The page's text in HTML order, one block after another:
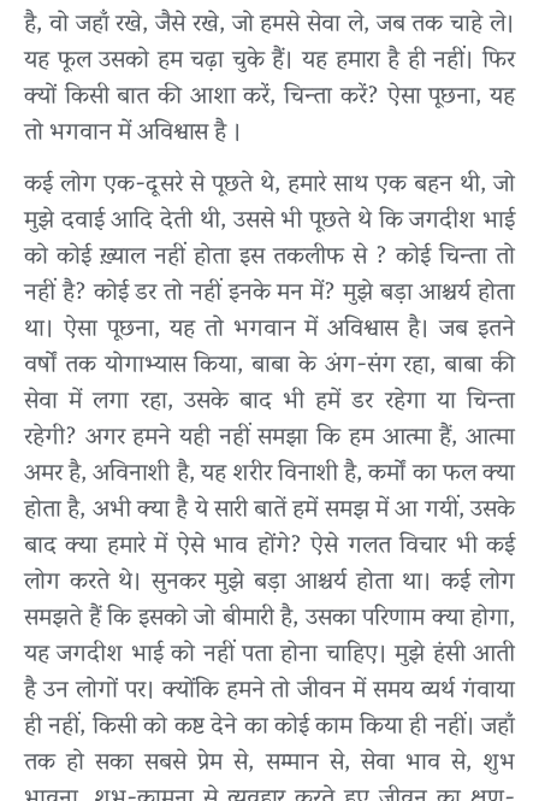
है, वो जहाँ रखे, जैसे रखे, जो हमसे सेवा ले, जब तक चाहे ले।
यह फूल उसको हम चढ़ा चुके हैं। यह हमारा है ही नहीं। फिर
क्यों किसी बात की आशा करें, चिन्ता करें? ऐसा पूछना, यह
तो भगवान में अविश्वास है ।
कई लोग एक-दूसरे से पूछते थे, हमारे साथ एक बहन थी, जो
मुझे दवाई आदि देती थी, उससे भी पूछते थे कि जगदीश भाई
को कोई ख़्याल नहीं होता इस तकलीफ से ? कोई चिन्ता तो
नहीं है? कोई डर तो नहीं इनके मन में? मुझे बड़ा आश्चर्य होता
था। ऐसा पूछना, यह तो भगवान में अविश्वास है। जब इतने
वर्षों तक योगाभ्यास किया, बाबा के अंग-संग रहा, बाबा की
सेवा में लगा रहा, उसके बाद भी हमें डर रहेगा या चिन्ता
रहेगी? अगर हमने यही नहीं समझा कि हम आत्मा हैं, आत्मा
अमर है, अविनाशी है, यह शरीर विनाशी है, कर्मों का फल क्या
होता है, अभी क्या है ये सारी बातें हमें समझ में आ गयीं, उसके
बाद क्या हमारे में ऐसे भाव होंगे? ऐसे गलत विचार भी कई
लोग करते थे। सुनकर मुझे बड़ा आश्चर्य होता था। कई लोग
समझते हैं कि इसको जो बीमारी है, उसका परिणाम क्या होगा,
यह जगदीश भाई को नहीं पता होना चाहिए। मुझे हंसी आती
है उन लोगों पर। क्योंकि हमने तो जीवन में समय व्यर्थ गंवाया
ही नहीं, किसी को कष्ट देने का कोई काम किया ही नहीं। जहाँ
तक हो सका सबसे प्रेम से, सम्मान से, सेवा भाव से, शुभ